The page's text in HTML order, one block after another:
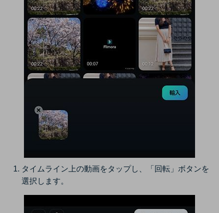
タイムライン上の動画をタップし、「回転」ボタンを
選択します。